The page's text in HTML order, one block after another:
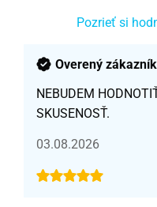
Pozrieť si
Overený zákazník
NEBUDEM
SKUSENOSŤ.
03.08.2026